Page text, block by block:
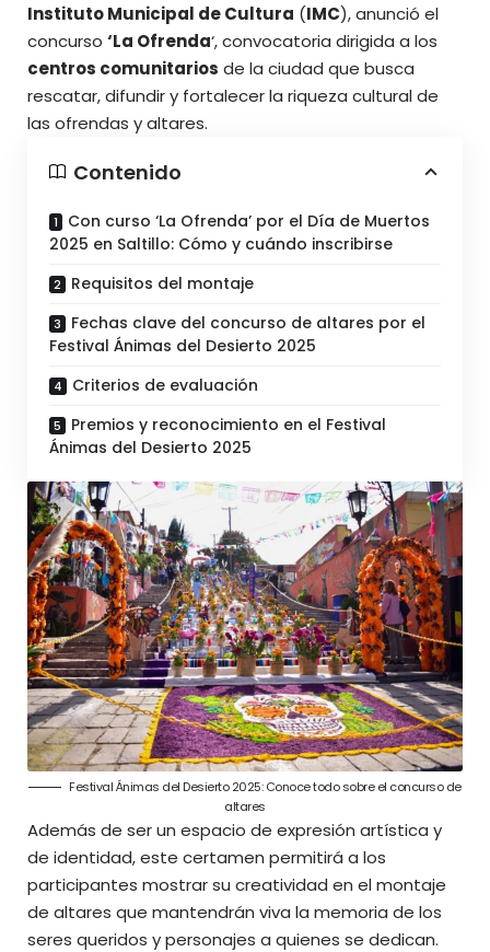
Instituto Municipal de Cultura (IMC), anunció el
concurso ‘La Ofrenda‘, convocatoria dirigida a los
centros comunitarios de la ciudad que busca
rescatar, difundir y fortalecer la riqueza cultural de
las ofrendas y altares.
Contenido
Con curso ‘La Ofrenda’ por el Día de Muertos
2025 en Saltillo: Cómo y cuándo inscribirse
Requisitos del montaje
Fechas clave del concurso de altares por el
Festival Ánimas del Desierto 2025
Criterios de evaluación
Premios y reconocimiento en el Festival
Ánimas del Desierto 2025
Festival Ánimas del Desierto 2025: Conoce todo sobre el concurso de
altares
Además de ser un espacio de expresión artística y
de identidad, este certamen permitirá a los
participantes mostrar su creatividad en el montaje
de altares que mantendrán viva la memoria de los
seres queridos y personajes a quienes se dedican.